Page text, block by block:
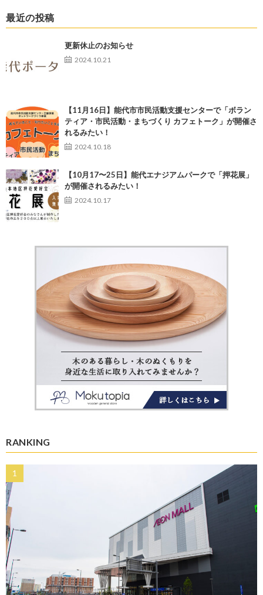
最近の投稿
更新休止のお知らせ
2024.10.21
【11月16日】能代市市民活動支援センターで「ボラン
ティア・市民活動・まちづくり カフェトーク」が開催さ
れるみたい！
2024.10.18
【10月17〜25日】能代エナジアムパークで「押花展」
が開催されるみたい！
2024.10.17
RANKING